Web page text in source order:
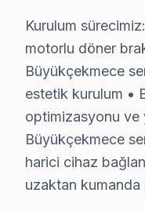
Anakart → 600 –
LED/backlight →
Büyükçekmece'de
Büyükçekmece'de
Büyükçekmece
Kurulum
motorlu döner
Büyükçekmece
estetik kurulum •
optimizasyonu ve
Büyükçekmece
harici cihaz
uzaktan kumanda